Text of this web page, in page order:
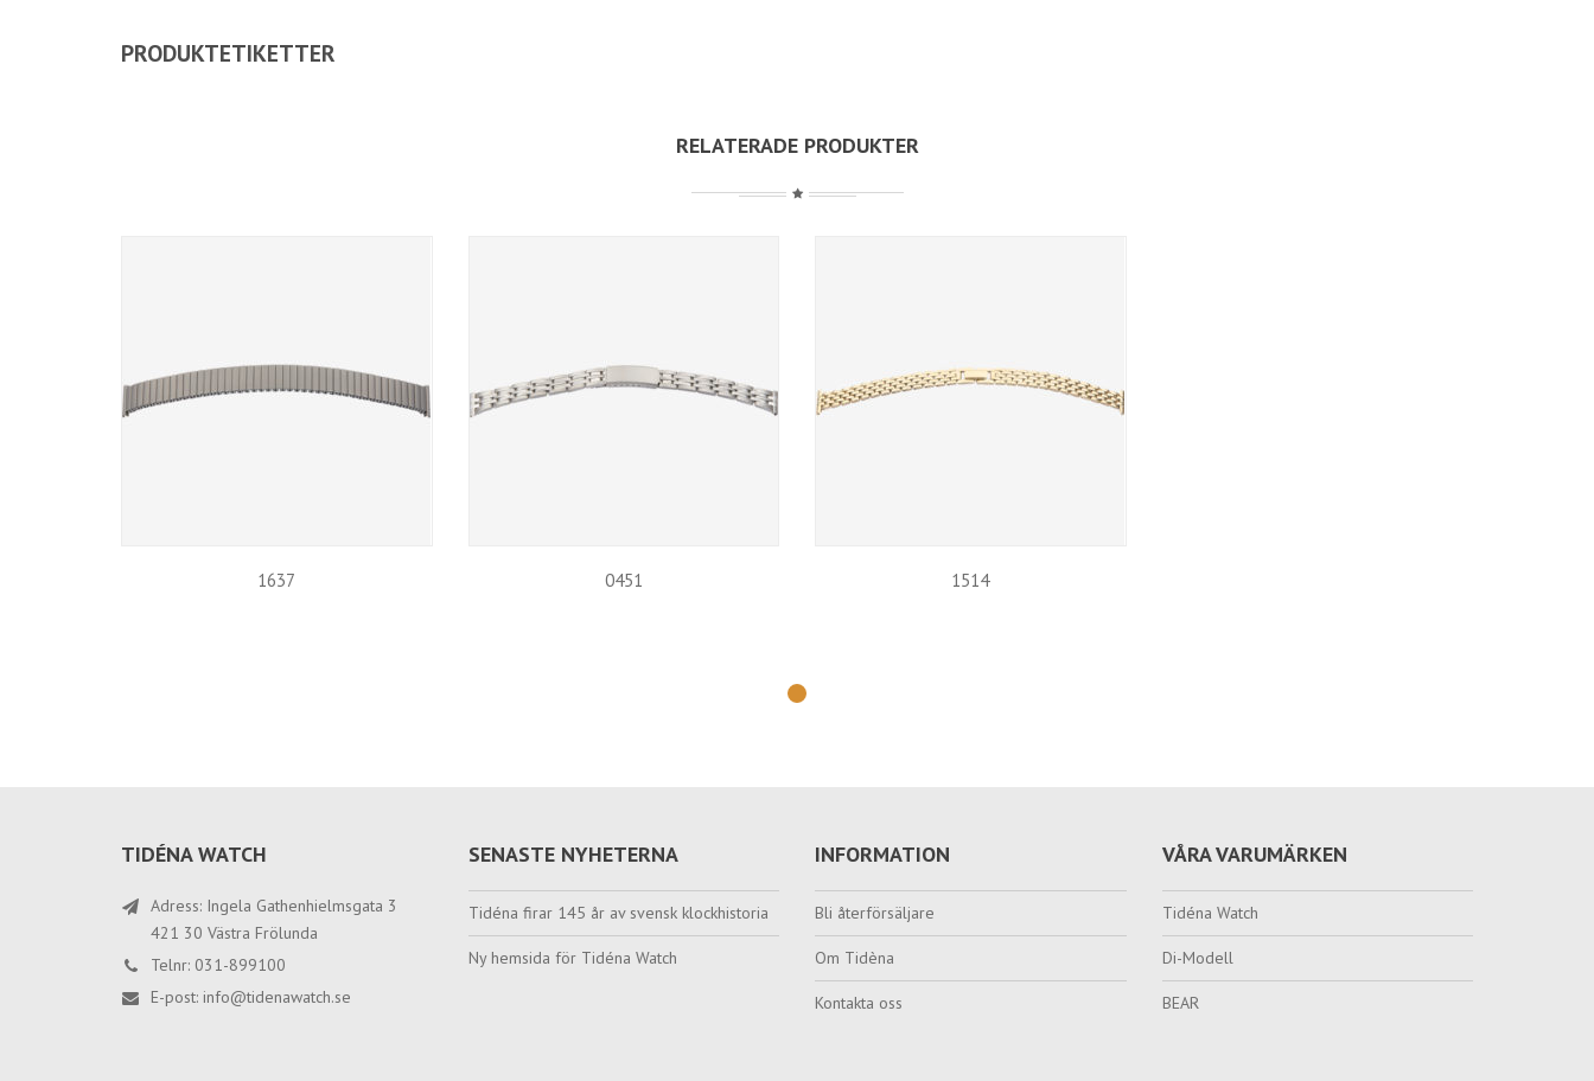
PRODUKTETIKETTER
RELATERADE PRODUKTER
1637 0451 1514
TIDÉNA WATCH
Adress: Ingela Gathenhielmsgata 3
421 30 Västra Frölunda
Telnr: 031-899100
E-post: info@tidenawatch.se
SENASTE NYHETERNA
Tidéna firar 145 år av svensk klockhistoria
Ny hemsida för Tidéna Watch
INFORMATION
Bli återförsäljare
Om Tidèna
Kontakta oss
VÅRA VARUMÄRKEN
Tidéna Watch
Di-Modell
BEAR